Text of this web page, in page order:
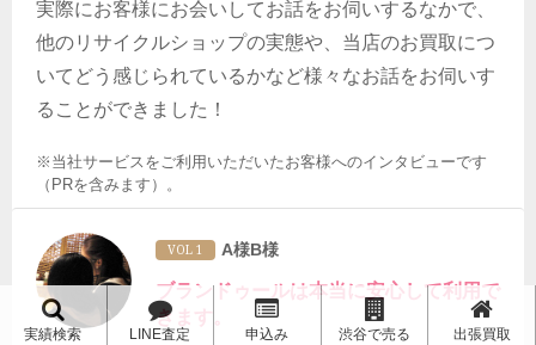
実際にお客様にお会いしてお話をお伺いするなかで、
他のリサイクルショップの実態や、当店のお買取につ
いてどう感じられているかなど様々なお話をお伺いす
ることができました！
※当社サービスをご利用いただいたお客様へのインタビューです
（PRを含みます）。
VOL 1 A様B様
ブランドゥールは本当に安心して利用で
きます。
実績検索 LINE査定 申込み 渋谷で売る 出張買取